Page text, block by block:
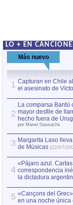
LO + EN
Más nuevo
1 Capturan en Chile
el asesinato de
2
La comparsa Bantú
mayor desfile de
hecho fuera de
por Manel Gausachs
3 Margarita Laso
de Músicas [22/07/
4
«Pájaro azul.
correspondencia
la dictadura
5 «Cançons del
en una noche única